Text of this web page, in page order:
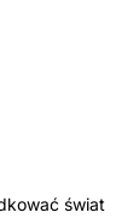
świat